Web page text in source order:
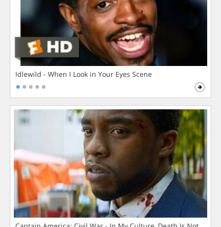
Idlewild - When I Look in Your Eyes Scene